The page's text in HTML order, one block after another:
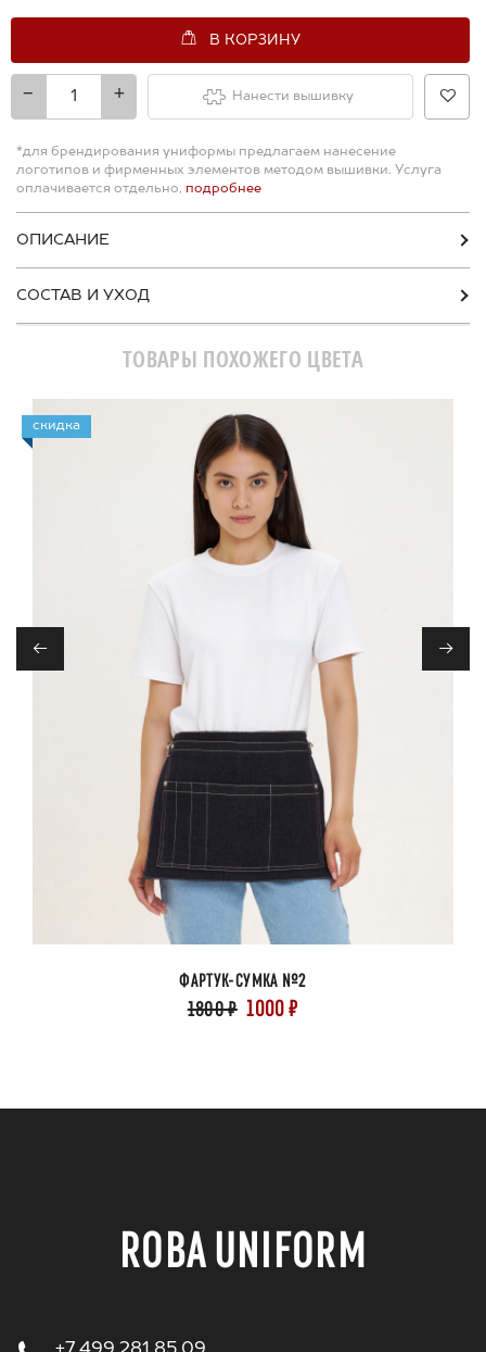
+
-
В КОРЗИНУ
Нанести вышивку
*для брендирования униформы предлагаем нанесение
логотипов и фирменных элементов методом вышивки. Услуга
оплачивается отдельно, подробнее
ОПИСАНИЕ
СОСТАВ И УХОД
ТОВАРЫ ПОХОЖЕГО ЦВЕТА
←
скидка
ФАРТУК-СУМКА №2
1800 ₽ 1000 ₽
→
ROBA UNIFORM